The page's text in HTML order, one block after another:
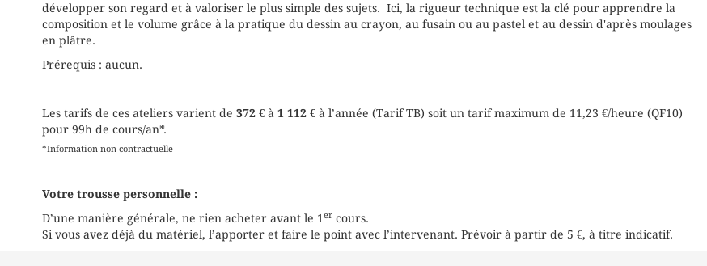
développer son regard et à valoriser le plus simple des sujets. Ici, la rigueur technique est la clé pour apprendre la
composition et le volume grâce à la pratique du dessin au crayon, au fusain ou au pastel et au dessin d'après moulages
en plâtre.
Prérequis : aucun.
Les tarifs de ces ateliers varient de 372 € à 1 112 € à l’année (Tarif TB) soit un tarif maximum de 11,23 €/heure (QF10)
pour 99h de cours/an*.
*Information non contractuelle
Votre trousse personnelle :
D’une manière générale, ne rien acheter avant le 1 er cours.
Si vous avez déjà du matériel, l’apporter et faire le point avec l’intervenant. Prévoir à partir de 5 €, à titre indicatif.